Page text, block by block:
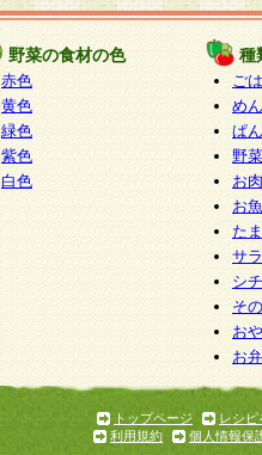
野菜の食材の色
赤色
黄色
緑色
紫色
白色
種
ご
めん
ぱん
野
お
お
た
サ
シ
そ
お
お
トップページ
レシピ
利用規約
個人情報保